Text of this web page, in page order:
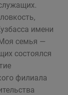
имени
семья —
состоялся
филиала